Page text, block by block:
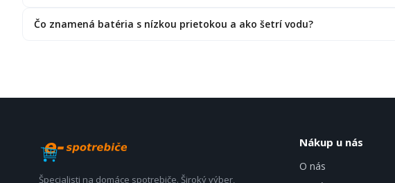
Čo znamená batéria s nízkou prietokou a ako šetrí vodu?
Špecialisti na domáce spotrebiče. Široký výber,
Nákup u nás
O nás